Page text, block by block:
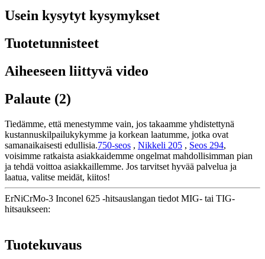
Usein kysytyt kysymykset
Tuotetunnisteet
Aiheeseen liittyvä video
Palaute (2)
Tiedämme, että menestymme vain, jos takaamme yhdistettynä
kustannuskilpailukykymme ja korkean laatumme, jotka ovat
samanaikaisesti edullisia.750-seos , Nikkeli 205 , Seos 294,
voisimme ratkaista asiakkaidemme ongelmat mahdollisimman pian
ja tehdä voittoa asiakkaillemme. Jos tarvitset hyvää palvelua ja
laatua, valitse meidät, kiitos!
ErNiCrMo-3 Inconel 625 -hitsauslangan tiedot MIG- tai TIG-
hitsaukseen:
Tuotekuvaus